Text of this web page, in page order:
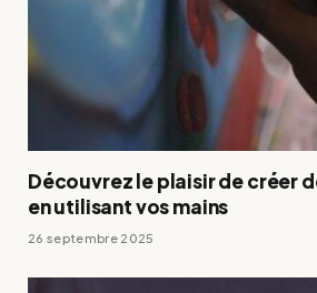
Découvrez le plaisir de créer
en utilisant vos mains
26 septembre 2025